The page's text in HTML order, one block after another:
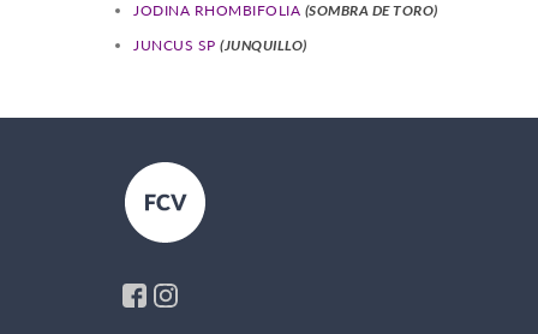
JODINA RHOMBIFOLIA (SOMBRA DE TORO)
JUNCUS SP (JUNQUILLO)